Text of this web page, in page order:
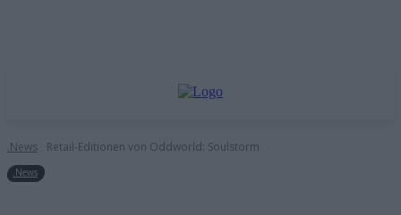
.News Retail-Editionen von Oddworld: Soulstorm
.News